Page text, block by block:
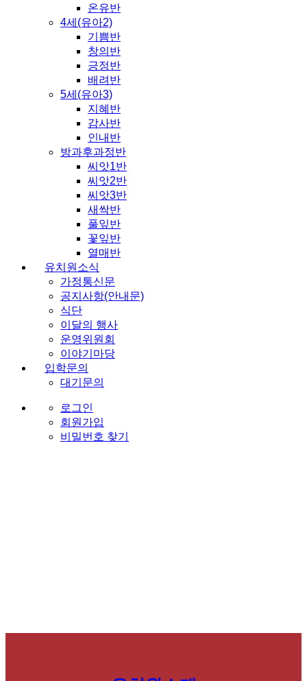
온유반
4세(유아2)
기쁨반
창의반
긍정반
배려반
5세(유아3)
지혜반
감사반
인내반
방과후과정반
씨앗1반
씨앗2반
씨앗3반
새싹반
풀잎반
꽃잎반
열매반
유치원소식
가정통신문
공지사항(안내문)
식단
이달의 행사
운영위원회
이야기마당
입학문의
대기문의
로그인
회원가입
비밀번호 찾기